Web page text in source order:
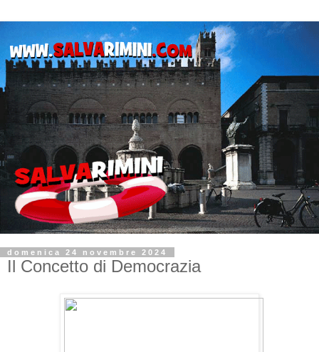
domenica 24 novembre 2024
Il Concetto di Democrazia